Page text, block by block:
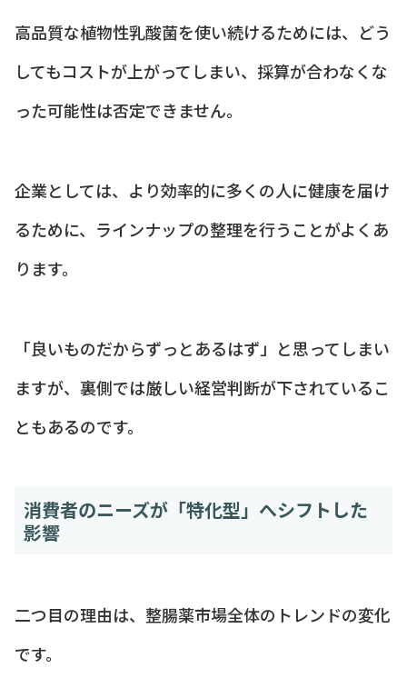
高品質な植物性乳酸菌を使い続けるためには、どう
してもコストが上がってしまい、採算が合わなくな
った可能性は否定できません。
企業としては、より効率的に多くの人に健康を届け
るために、ラインナップの整理を行うことがよくあ
ります。
「良いものだからずっとあるはず」と思ってしまい
ますが、裏側では厳しい経営判断が下されているこ
ともあるのです。
消費者のニーズが「特化型」へシフトした
影響
二つ目の理由は、整腸薬市場全体のトレンドの変化
です。